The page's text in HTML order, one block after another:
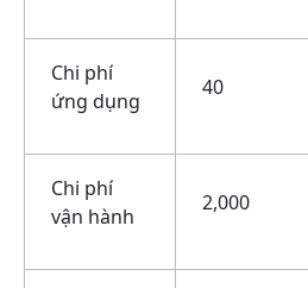
Chi phí
ứng dụng
40
Chi phí
vận hành
2,000